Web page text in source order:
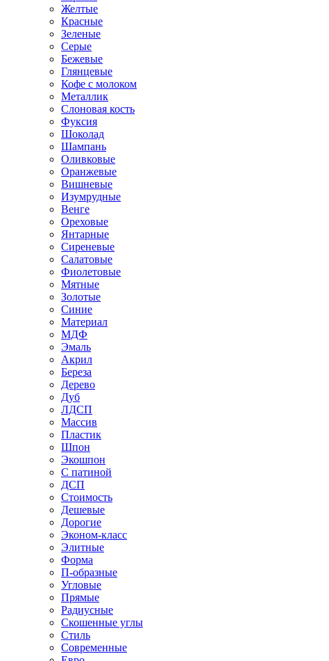
Желтые
Красные
Зеленые
Серые
Бежевые
Глянцевые
Кофе с молоком
Металлик
Слоновая кость
Фуксия
Шоколад
Шампань
Оливковые
Оранжевые
Вишневые
Изумрудные
Венге
Ореховые
Янтарные
Сиреневые
Салатовые
Фиолетовые
Мятные
Золотые
Синие
Материал
МДФ
Эмаль
Акрил
Береза
Дерево
Дуб
ЛДСП
Массив
Пластик
Шпон
Экошпон
С патиной
ДСП
Стоимость
Дешевые
Дорогие
Эконом-класс
Элитные
Форма
П-образные
Угловые
Прямые
Радиусные
Скошенные углы
Стиль
Современные